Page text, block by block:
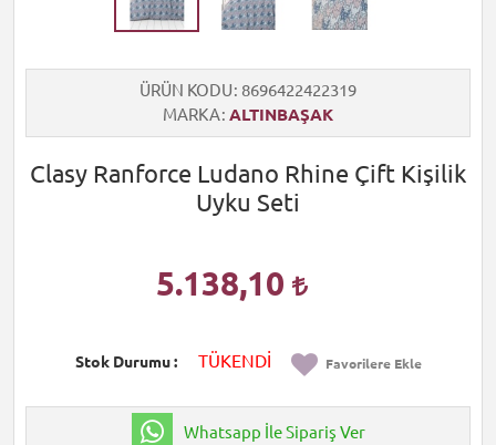
ÜRÜN KODU 8696422422319
MARKA ALTINBAŞAK
Clasy Ranforce Ludano Rhine Çift Kişilik
Uyku Seti
5.138,10
Stok Durumu TÜKENDİ Favorilere Ekle
Whatsapp İle Sipariş Ver